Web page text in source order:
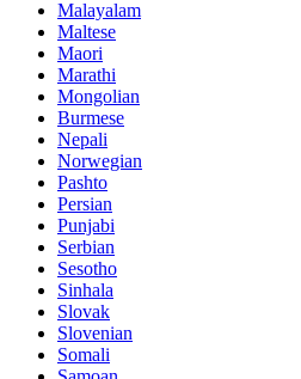
Malayalam
Maltese
Maori
Marathi
Mongolian
Burmese
Nepali
Norwegian
Pashto
Persian
Punjabi
Serbian
Sesotho
Sinhala
Slovak
Slovenian
Somali